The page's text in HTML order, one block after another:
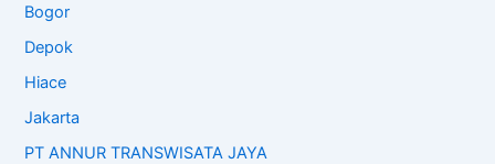
Bogor
Depok
Hiace
Jakarta
PT ANNUR TRANSWISATA JAYA